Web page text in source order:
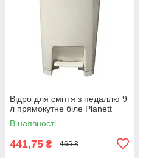
Відро для сміття з педаллю 9
л прямокутне біле Planett
В наявності
441,75 ₴ 465 ₴